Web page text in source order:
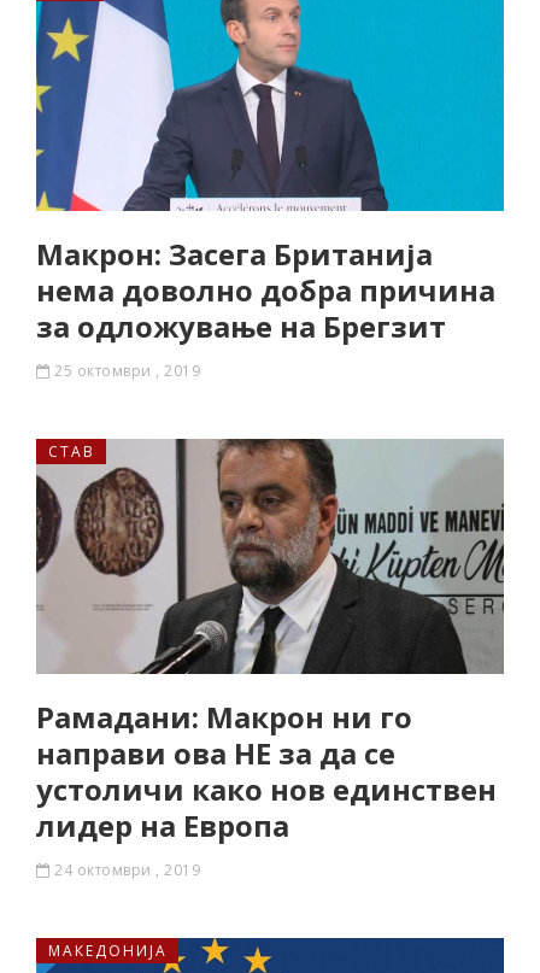
Макрон: Засега Британија
нема доволно добра причина
за одложување на Брегзит
25 октомври , 2019
СТАВ
Рамадани: Макрон ни го
направи ова НЕ за да се
устоличи како нов единствен
лидер на Европа
24 октомври , 2019
МАКЕДОНИЈА